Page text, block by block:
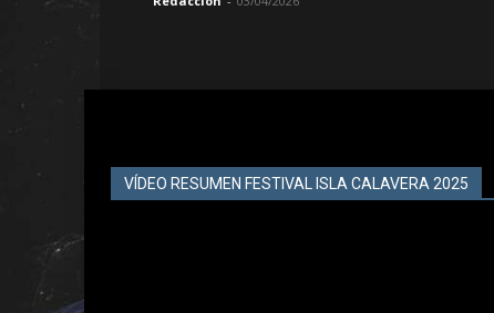
VÍDEO RESUMEN FESTIVAL ISLA CALAVERA 2025